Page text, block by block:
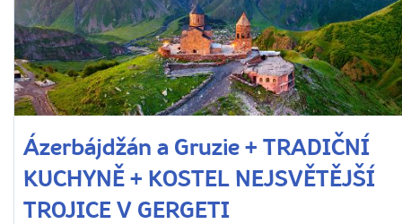
Ázerbájdžán a Gruzie + TRADIČNÍ
KUCHYNĚ + KOSTEL NEJSVĚTĚJŠÍ
TROJICE V GERGETI